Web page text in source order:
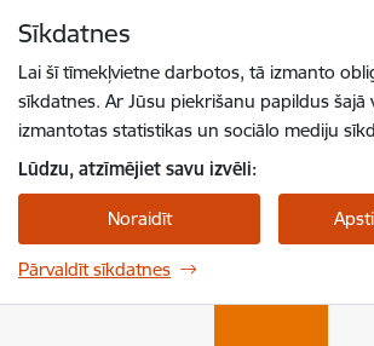
Sīkdatnes
Lai šī tīmekļvietne darbotos, tā izmanto
sīkdatnes. Ar Jūsu piekrišanu papildus šajā
izmantotas statistikas un sociālo mediju
Lūdzu, atzīmējiet savu izvēli:
Noraidīt
Pārvaldīt sīkdatnes